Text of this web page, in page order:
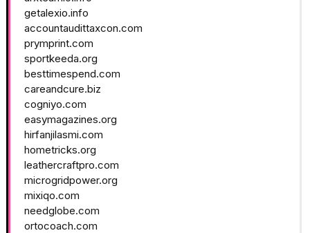
getalexio.info
accountaudittaxcon.com
prymprint.com
sportkeeda.org
besttimespend.com
careandcure.biz
cogniyo.com
easymagazines.org
hirfanjilasmi.com
hometricks.org
leathercraftpro.com
microgridpower.org
mixiqo.com
needglobe.com
ortocoach.com